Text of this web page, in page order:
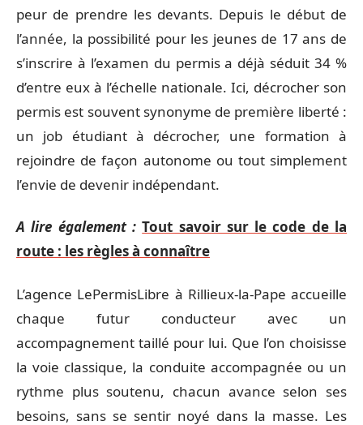
peur de prendre les devants. Depuis le début de
l’année, la possibilité pour les jeunes de 17 ans de
s’inscrire à l’examen du permis a déjà séduit 34 %
d’entre eux à l’échelle nationale. Ici, décrocher son
permis est souvent synonyme de première liberté :
un job étudiant à décrocher, une formation à
rejoindre de façon autonome ou tout simplement
l’envie de devenir indépendant.
A lire également : Tout savoir sur le code de la
route : les règles à connaître
L’agence LePermisLibre à Rillieux-la-Pape accueille
chaque futur conducteur avec un
accompagnement taillé pour lui. Que l’on choisisse
la voie classique, la conduite accompagnée ou un
rythme plus soutenu, chacun avance selon ses
besoins, sans se sentir noyé dans la masse. Les